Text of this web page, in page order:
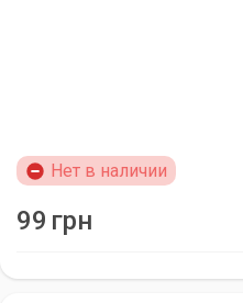
Нет в наличии
99 грн